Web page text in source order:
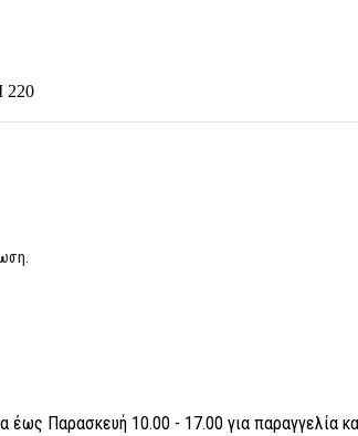
220
Παρασκευή 10.00 - 17.00 για παραγγελία